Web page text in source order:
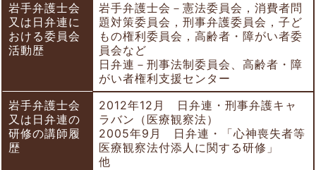
岩手弁護士会
又は日弁連に
おける委員会
活動歴
岩手弁護士会－憲法委員会，消費者問
題対策委員会，刑事弁護委員会，子ど
もの権利委員会，高齢者・障がい者委
員会など
日弁連－刑事法制委員会、高齢者・障
がい者権利支援センター
岩手弁護士会
又は日弁連の
研修の講師履
歴
2012年12月 日弁連・刑事弁護キャ
ラバン（医療観察法）
2005年9月 日弁連・「心神喪失者等
医療観察法付添人に関する研修」
他